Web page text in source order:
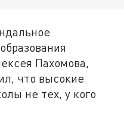
Пахомова,
что высокие
не тех, у кого